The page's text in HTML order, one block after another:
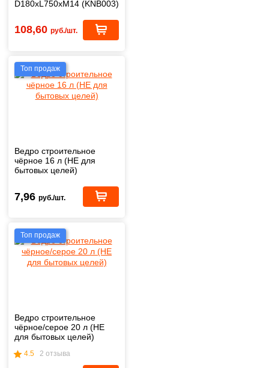
D180xL750xM14 (KNB003)
108,60 руб./шт.
Топ продаж
Ведро строительное
чёрное 16 л (НЕ для
бытовых целей)
7,96 руб./шт.
Топ продаж
Ведро строительное
чёрное/серое 20 л (НЕ
для бытовых целей)
4.5 2 отзыва